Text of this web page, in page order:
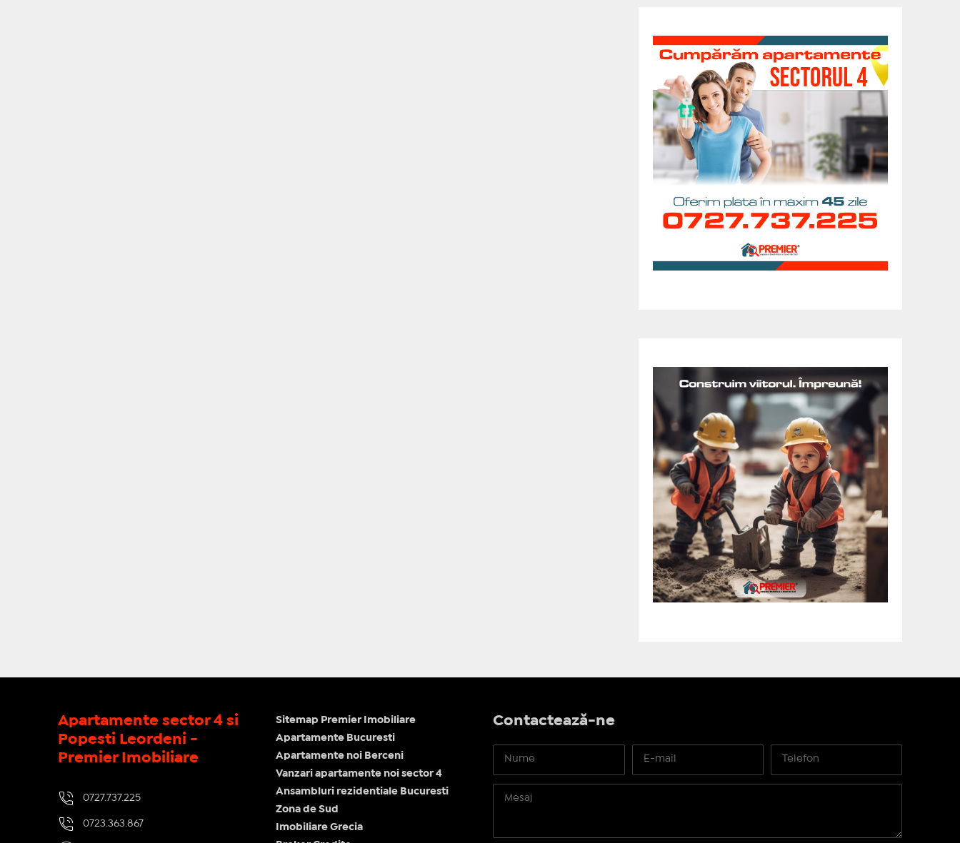
Apartamente sector 4 si
Popesti Leordeni -
Premier Imobiliare
0727.737.225
0723.363.867
Sitemap Premier Imobiliare
Apartamente Bucuresti
Apartamente noi Berceni
Vanzari apartamente noi sector 4
Ansambluri rezidentiale Bucuresti
Zona de Sud
Imobiliare Grecia
Contactează-ne